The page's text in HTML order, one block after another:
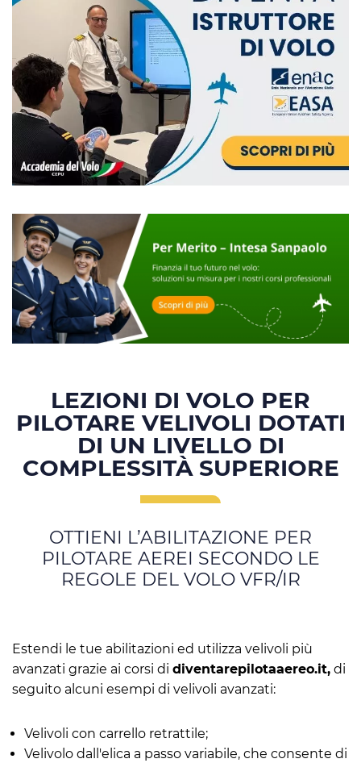
LEZIONI DI VOLO PER
PILOTARE VELIVOLI DOTATI
DI UN LIVELLO DI
COMPLESSITÀ SUPERIORE
OTTIENI L’ABILITAZIONE PER
PILOTARE AEREI SECONDO LE
REGOLE DEL VOLO VFR/IR
Estendi le tue abilitazioni ed utilizza velivoli più
avanzati grazie ai corsi di diventarepilotaaereo.it, di
seguito alcuni esempi di velivoli avanzati:
Velivoli con carrello retrattile;
Velivolo dall'elica a passo variabile, che consente di